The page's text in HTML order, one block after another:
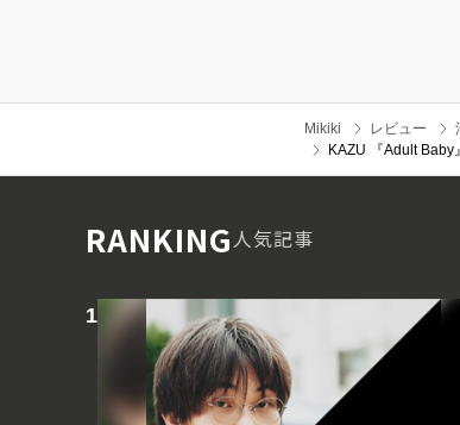
Mikiki レビュー
KAZU 『Adult
RANKING人気記事